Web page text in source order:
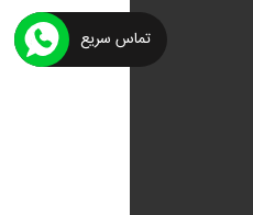
تماس سریع